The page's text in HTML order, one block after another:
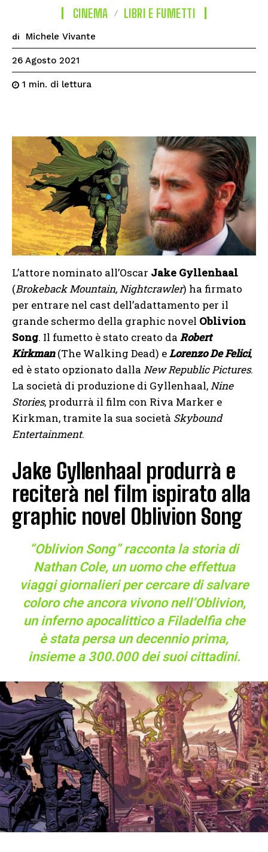
CINEMA LIBRI E FUMETTI
di Michele Vivante
26 Agosto 2021
1 min. di lettura
L’attore nominato all’Oscar Jake Gyllenhaal
(Brokeback Mountain, Nightcrawler) ha firmato
per entrare nel cast dell’adattamento per il
grande schermo della graphic novel Oblivion
Song. Il fumetto è stato creato da Robert
Kirkman(The Walking Dead) eLorenzo De Felici,
ed è stato opzionato dalla New Republic Pictures.
La società di produzione di Gyllenhaal,Nine
Stories, produrrà il film con Riva Marker e
Kirkman, tramite la sua società Skybound
Entertainment.
Jake Gyllenhaal produrrà e
reciterà nel film ispirato alla
graphic novel Oblivion Song
“Oblivion Song” racconta la storia di
Nathan Cole, un uomo che effettua
viaggi giornalieri per cercare di salvare
coloro che ancora vivono nell’Oblivion,
un inferno apocalittico a Filadelfia che
è stata persa un decennio prima,
insieme a 300.000 dei suoi cittadini.